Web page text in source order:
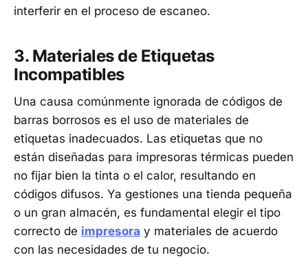
interferir en el proceso de escaneo.
3. Materiales de Etiquetas
Incompatibles
Una causa comúnmente ignorada de códigos de
barras borrosos es el uso de materiales de
etiquetas inadecuados. Las etiquetas que no
están diseñadas para impresoras térmicas pueden
no fijar bien la tinta o el calor, resultando en
códigos difusos. Ya gestiones una tienda pequeña
o un gran almacén, es fundamental elegir el tipo
correcto de impresora y materiales de acuerdo
con las necesidades de tu negocio.